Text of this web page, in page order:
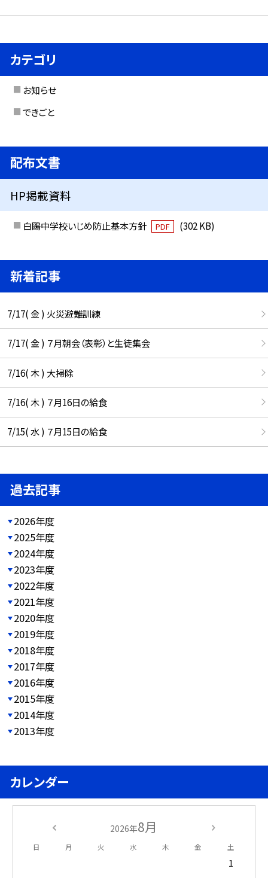
カテゴリ
お知らせ
できごと
配布文書
HP掲載資料
白鷗中学校いじめ防止基本方針 PDF (302 KB)
新着記事
7/17( 金 ) 火災避難訓練
7/17( 金 ) ７月朝会（表彰）と生徒集会
7/16( 木 ) 大掃除
7/16( 木 ) ７月16日の給食
7/15( 水 ) ７月15日の給食
過去記事
2026年度
2025年度
2024年度
2023年度
2022年度
2021年度
2020年度
2019年度
2018年度
2017年度
2016年度
2015年度
2014年度
2013年度
カレンダー
2026年8月
日 月 火 水 木 金 土
1